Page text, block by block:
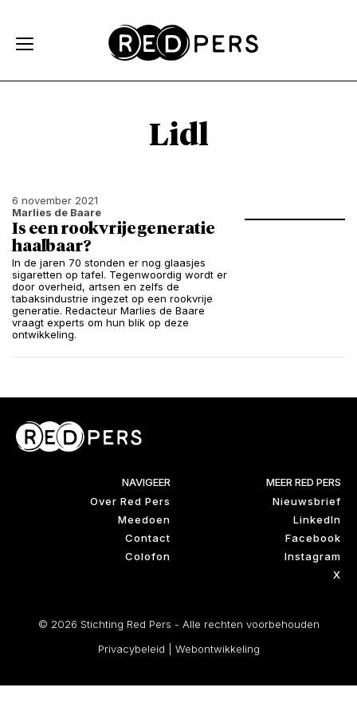
Lidl
6 november 2021
Marlies de Baare
Is een rookvrije generatie
haalbaar?
In de jaren 70 stonden er nog glaasjes
sigaretten op tafel. Tegenwoordig wordt er
door overheid, artsen en zelfs de
tabaksindustrie ingezet op een rookvrije
generatie. Redacteur Marlies de Baare
vraagt experts om hun blik op deze
ontwikkeling.
NAVIGEER
Over Red Pers
Meedoen
Contact
Colofon
MEER RED PERS
Nieuwsbrief
LinkedIn
Facebook
Instagram
X
© 2026 Stichting Red Pers - Alle rechten voorbehouden
Privacybeleid
Webontwikkeling